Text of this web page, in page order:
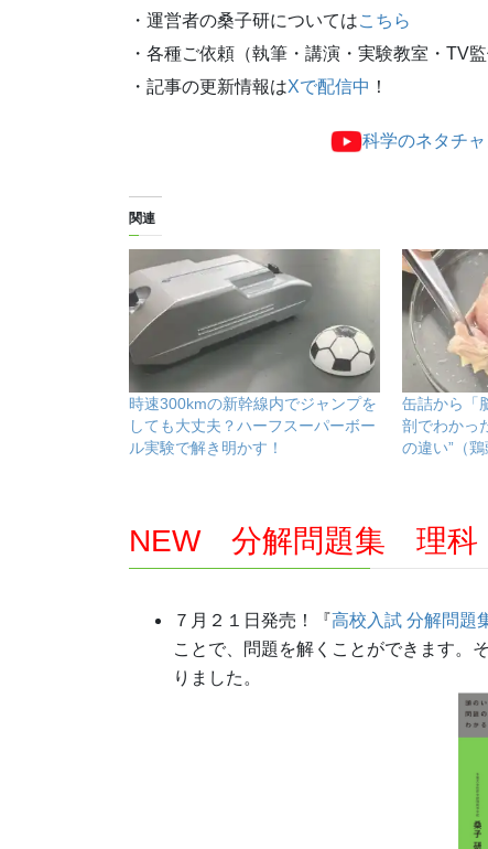
・運営者の桑子研についてはこちら
・各種ご依頼（執筆・講演・実験教室・TV
・記事の更新情報はXで配信中 ！
科学のネタチ
関連
時速300kmの新幹線内でジャンプを
しても大丈夫？ハーフスーパーボー
ル実験で解き明かす！
缶詰から「
剖でわかっ
の違い”（鶏
NEW 分解問題集 理科
７月２１日発売！『高校入試 分解問題
ことで、問題を解くことができます。
りました。